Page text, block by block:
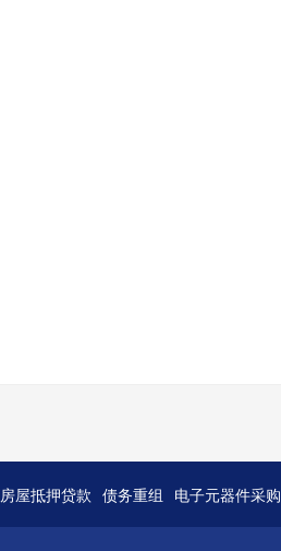
屋抵押贷款 债务重组 电子元器件采购